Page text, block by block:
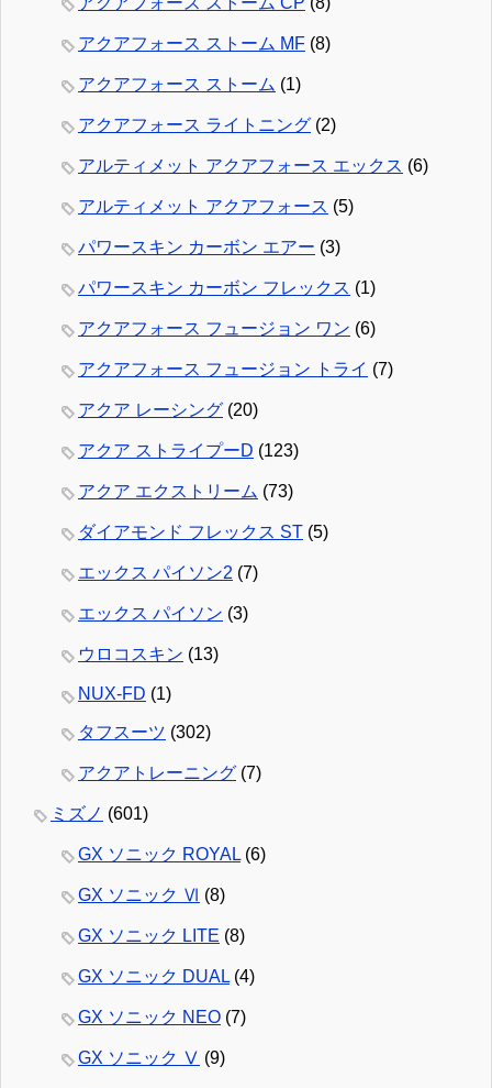
アクアフォース ストーム MF (8)
アクアフォース ストーム (1)
アクアフォース ライトニング (2)
アルティメット アクアフォース エックス (6)
アルティメット アクアフォース (5)
パワースキン カーボン エアー (3)
パワースキン カーボン フレックス (1)
アクアフォース フュージョン ワン (6)
アクアフォース フュージョン トライ (7)
アクア レーシング (20)
アクア ストライプーD (123)
アクア エクストリーム (73)
ダイアモンド フレックス ST (5)
エックス パイソン2 (7)
エックス パイソン (3)
ウロコスキン (13)
NUX-FD (1)
タフスーツ (302)
アクアトレーニング (7)
ミズノ (601)
GX ソニック ROYAL(6)
GX ソニック Ⅵ (8)
GX ソニック LITE (8)
GX ソニック DUAL(4)
GX ソニック NEO (7)
GX ソニック Ⅴ (9)